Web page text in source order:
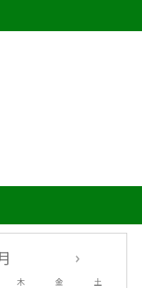
木 金 土